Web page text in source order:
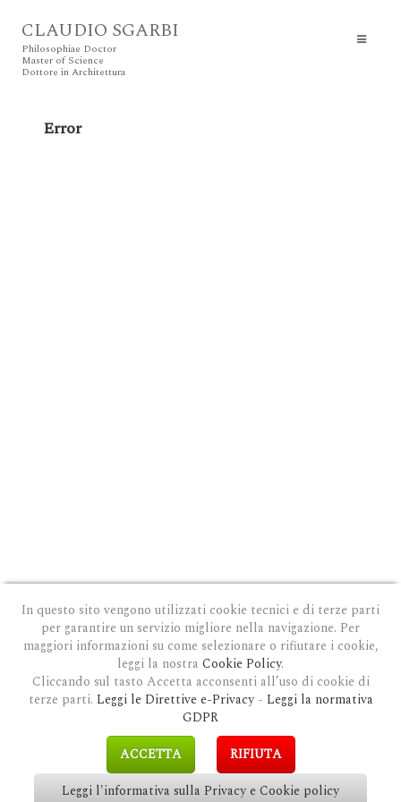
CLAUDIO SGARBI
Philosophiae Doctor
Master of Science
Dottore in Architettura
Error
PRIVACY E COOKIE POLICY | COOKIE POLICY|CONDIZIONI GENERALI D'USO|GDPR
| GDPR RICHIESTA CANCELLAZIONE
COPYRIGHT © 2018 CLAUDIOSGARBI.COM - TUTTI I DIRITTI RISERVATI.
SITE BYGUALDI PROMOTION&LP-STUDIO
In questo sito vengono utilizzati cookie tecnici e di terze parti
per garantire un servizio migliore nella navigazione. Per
maggiori informazioni su come selezionare o rifiutare i cookie,
leggi la nostra Cookie Policy.
Cliccando sul tasto Accetta acconsenti all’uso di cookie di
terze parti. Leggi le Direttive e-Privacy- Leggi la normativa
GDPR
ACCETTA
RIFIUTA
Leggi l'informativa sulla Privacy e Cookie policy